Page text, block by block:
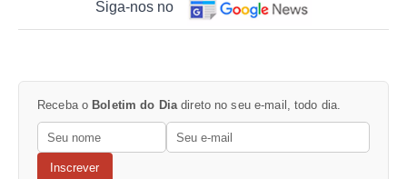
Siga-nos no
Receba o Boletim do Dia direto no seu e-mail, todo dia.
Inscrever